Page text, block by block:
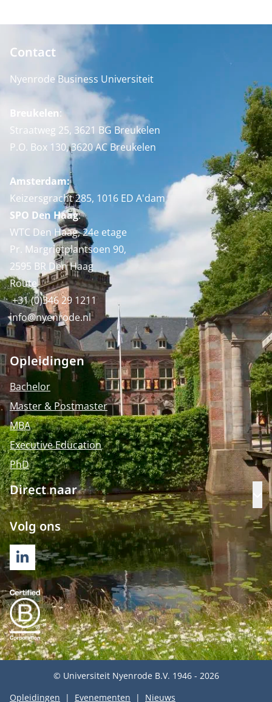
Contact
Nyenrode Business Universiteit
Breukelen:
Straatweg 25, 3621 BG Breukelen
P.O. Box 130, 3620 AC Breukelen
Amsterdam:
Keizersgracht 285, 1016 ED A'dam
SPO Den Haag:
WTC Den Haag, 24e etage
Pr. Margrietplantsoen 90,
2595 BR Den Haag
Route
+31 (0)346 29 1211
info@nyenrode.nl
Opleidingen
Bachelor
Master & Postmaster
MBA
Executive Education
PhD
Direct naar
Volg ons
LINKEDIN
© Universiteit Nyenrode B.V. 1946 - 2026
Opleidingen
Evenementen Nieuws